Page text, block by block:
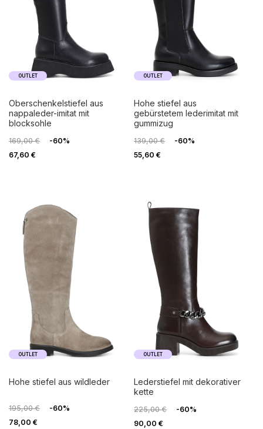
OUTLET
oberschenkelstiefel aus
nappaleder-imitat mit
blocksohle
169,00 €
-60%
67,60 €
OUTLET
hohe stiefel aus
gebürstetem lederimitat mit
gummizug
139,00 €
-60%
55,60 €
OUTLET
hohe stiefel aus wildleder
195,00 €
-60%
78,00 €
OUTLET
lederstiefel mit dekorativer
kette
225,00 €
-60%
90,00 €